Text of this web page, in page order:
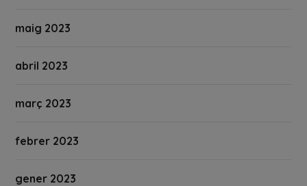
maig 2023
abril 2023
març 2023
febrer 2023
gener 2023